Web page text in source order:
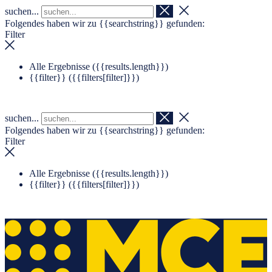
Navigation überspringen
Zum Footer springen
suchen...
Folgendes haben wir zu {{searchstring}} gefunden:
Filter
Alle Ergebnisse ({{results.length}})
{{filter}} ({{filters[filter]}})
suchen...
Folgendes haben wir zu {{searchstring}} gefunden:
Filter
Alle Ergebnisse ({{results.length}})
{{filter}} ({{filters[filter]}})